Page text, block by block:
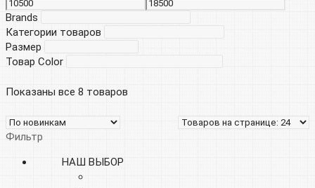
Brands
Категории товаров
Размер
Товар Color
Показаны все 8 товаров
Фильтр
НАШ ВЫБОР